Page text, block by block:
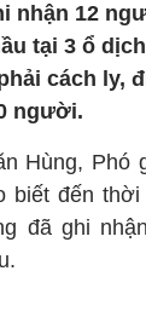
nhận 12
tại 3 ổ
cách ly,
người.
Hùng, Phó
biết đến thời
đã ghi